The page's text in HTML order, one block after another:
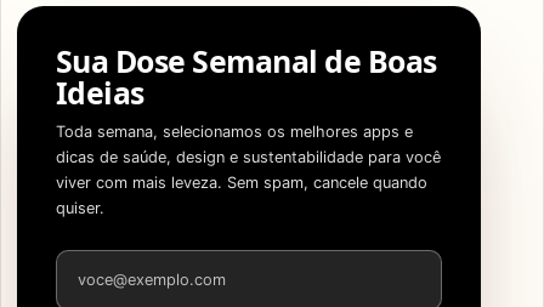
Sua Dose Semanal de Boas
Ideias
Toda semana, selecionamos os melhores apps e
dicas de saúde, design e sustentabilidade para você
viver com mais leveza. Sem spam, cancele quando
quiser.
Endereço de e-mail